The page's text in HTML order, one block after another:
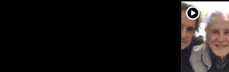
player2